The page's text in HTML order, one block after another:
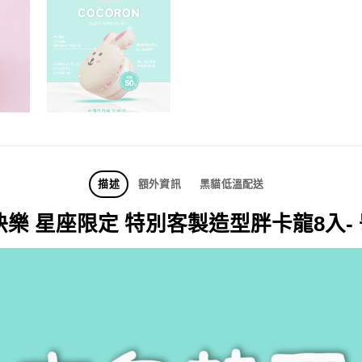
描述 額外資訊 黑貓低溫配送
樂 星座限定 特別客製造型胖卡龍8入-